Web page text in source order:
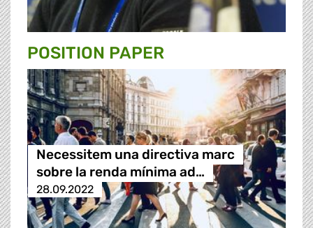
POSITION PAPER
Necessitem una directiva marc
sobre la renda mínima ad…
28.09.2022